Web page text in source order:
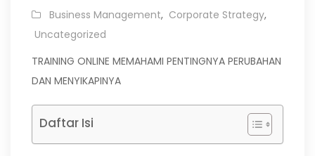
Business Management, Corporate Strategy,
Uncategorized
TRAINING ONLINE MEMAHAMI PENTINGNYA PERUBAHAN
DAN MENYIKAPINYA
Daftar Isi